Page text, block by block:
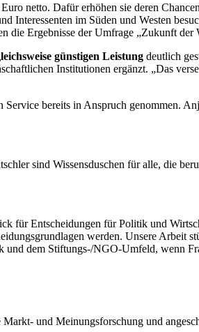
netto. Dafür erhöhen sie deren
im Süden und Westen
die Ergebnisse der Umfrage „Zukunft
günstigen Leistung deutlich
Institutionen ergänzt. „Das
bereits in Anspruch genommen.
sind Wissensduschen für alle, die
für Entscheidungen für Politik und
werden. Unsere
dem Stiftungs‑/NGO‑Umfeld, wenn
und Meinungsforschung und